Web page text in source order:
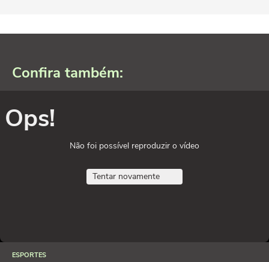
Confira também:
Ops!
Não foi possível reproduzir o vídeo
Tentar novamente
ESPORTES